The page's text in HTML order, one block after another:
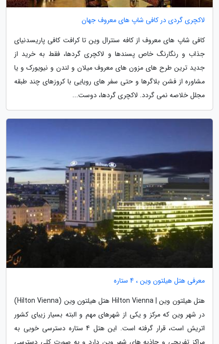
لاکچری گردی در کافی شاپ های معروف جهان
کافی شاپ های معروف از کافه سنترال وین تا کرافت کافی پاریسدنیای
جذاب و رنگارنگ خاص پسندها و لاکچری گردها، فقط به خرید از
جدید ترین طرح های مزون های معروف میلان و لندن و نیویورک و یا
مشاوره از فشن بلاگرها و حتی سفر های رویایی با کروزهای چند طبقه
مجلل خلاصه نمی گردد. لاکچری گردها، دوست...
معرفی هتل هیلتون وین ، 4 ستاره
هتل هیلتون وین | Hilton Vienna هتل هیلتون وین (Hilton Vienna)
در شهر وین که مرکز و یکی از شهرهای مهم و البته بسیار زیبای کشور
اتریش است، قرار گرفته است. این هتل 4 ستاره دسترسی خوبی به